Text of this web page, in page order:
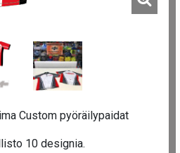
Custom pyöräilypaidat
10 designia.